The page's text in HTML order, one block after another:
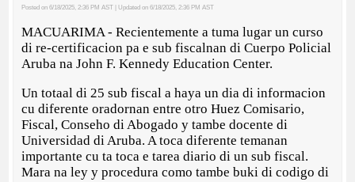
Posted on 6/18/2025, 2:36 PM AST | Updated on 6/18/2025, 2:36 PM AST
MACUARIMA - Recientemente a tuma lugar un curso
di re-certificacion pa e sub fiscalnan di Cuerpo Policial
Aruba na John F. Kennedy Education Center.
Un totaal di 25 sub fiscal a haya un dia di informacion
cu diferente oradornan entre otro Huez Comisario,
Fiscal, Conseho di Abogado y tambe docente di
Universidad di Aruba. A toca diferente temanan
importante cu ta toca e tarea diario di un sub fiscal.
Mara na ley y procedura como tambe buki di codigo di